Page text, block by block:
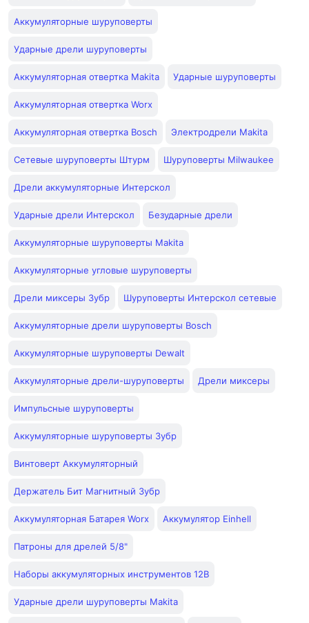
Аккумуляторные шуруповерты
Ударные дрели шуруповерты
Аккумуляторная отвертка Makita Ударные шуруповерты
Аккумуляторная отвертка Worx
Аккумуляторная отвертка Bosch Электродрели Makita
Сетевые шуруповерты Штурм Шуруповерты Milwaukee
Дрели аккумуляторные Интерскол
Ударные дрели Интерскол Безударные дрели
Аккумуляторные шуруповерты Makita
Аккумуляторные угловые шуруповерты
Дрели миксеры Зубр Шуруповерты Интерскол сетевые
Аккумуляторные дрели шуруповерты Bosch
Аккумуляторные шуруповерты Dewalt
Аккумуляторные дрели-шуруповерты Дрели миксеры
Импульсные шуруповерты
Аккумуляторные шуруповерты Зубр
Винтоверт Аккумуляторный
Держатель Бит Магнитный Зубр
Аккумуляторная Батарея Worx Аккумулятор Einhell
Патроны для дрелей 5/8"
Наборы аккумуляторных инструментов 12В
Ударные дрели шуруповерты Makita